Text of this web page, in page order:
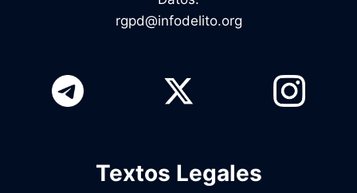
rgpd@infodelito.org
Textos Legales